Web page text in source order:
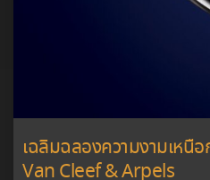
เฉลิมฉลองความงามเหนือ
Van Cleef & Arpels